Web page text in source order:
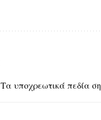
Τα υποχρεωτικά πεδία